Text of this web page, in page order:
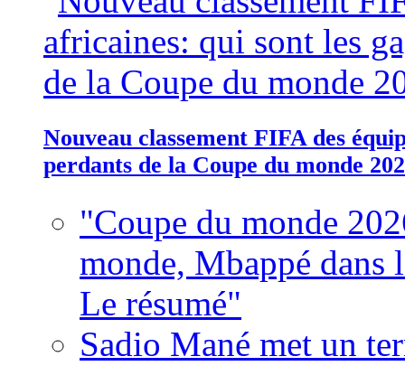
Nouveau classement FIFA des
perdants de la Coupe du monde
"Coupe du monde
monde, Mbappé dans
Le résumé"
Sadio Mané met un